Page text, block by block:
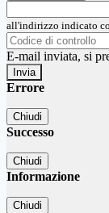
all'indirizzo indicato
E-mail inviata, si
Errore
Chiudi
Successo
Chiudi
Informazione
Chiudi